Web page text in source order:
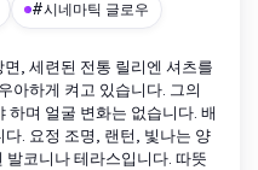
#시네마틱 글로우
, 세련된 전통 릴리엔 셔츠를
아하게 켜고 있습니다. 그의
하며 얼굴 변화는 없습니다. 배
. 요정 조명, 랜턴, 빛나는 양
발코니나 테라스입니다. 따뜻